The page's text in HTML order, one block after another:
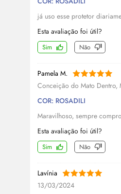
já uso esse protetor
Esta avaliação foi útil?
Sim Não
Pamela M.
Conceição do Mato Dentro,
COR: ROSADILI
Maravilhoso, sempre
Esta avaliação foi útil?
Sim Não
Lavínia
13/03/2024